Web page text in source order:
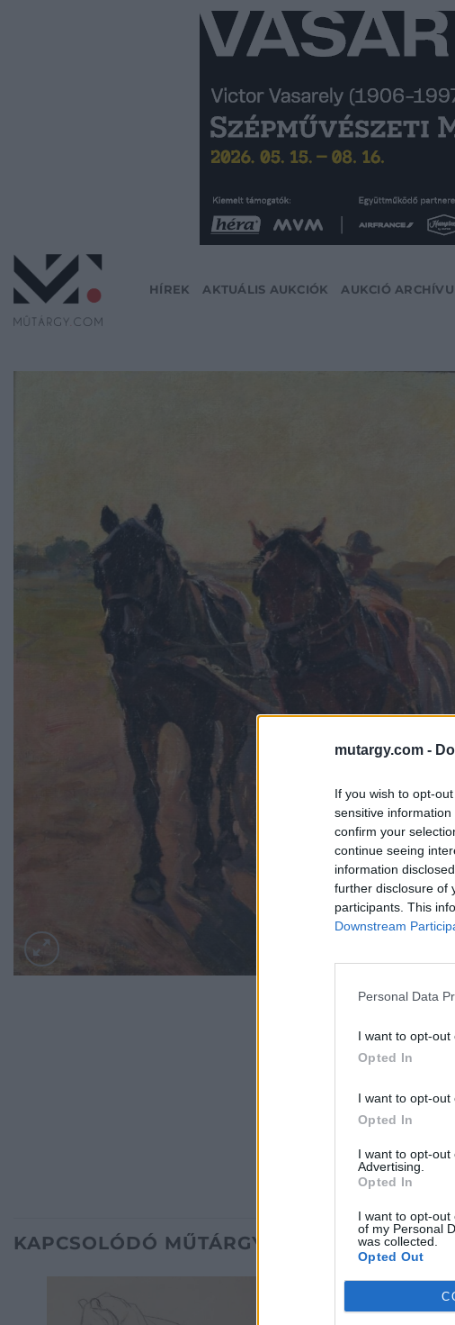
mutargy.com -
If you wish to opt-
sensitive
confirm your
continue seeing
information
further disclosure of
participants. This
Downstream
Personal Data
I want to opt-out
Opted In
I want to opt-out
Opted In
I want to opt-out
Advertising.
Opted In
I want to opt-out
of my Personal
was collected.
Opted Out
HÍREK AKTUÁLIS AUKCIÓK AUKCIÓ
KAPCSOLÓDÓ MŰTÁRGYAK